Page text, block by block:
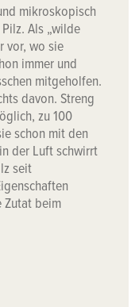
mikroskopisch
Als „wilde
vor, wo sie
immer und
mitgeholfen.
davon. Streng
zu 100
schon mit den
der Luft schwirrt
seit
Zutat beim